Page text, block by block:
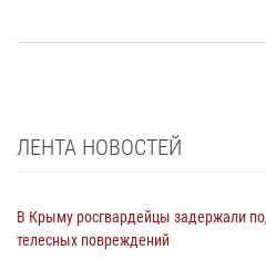
ЛЕНТА НОВОСТЕЙ
В Крыму росгвардейцы задержали
телесных повреждений